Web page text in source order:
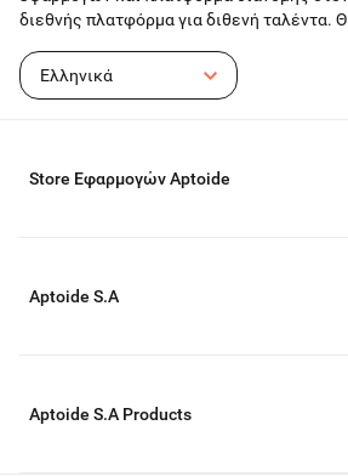
διεθνής πλατφόρμα για διθενή ταλέντα.
Ελληνικά
Store Εφαρμογών Aptoide
Aptoide S.A
Aptoide S.A Products